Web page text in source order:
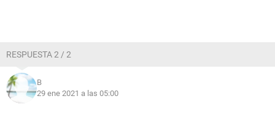
RESPUESTA 2 / 2
B
29 ene 2021 a las 05:00